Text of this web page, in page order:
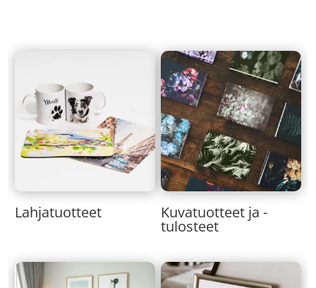
Lahjatuotteet Kuvatuotteet ja -
tulosteet